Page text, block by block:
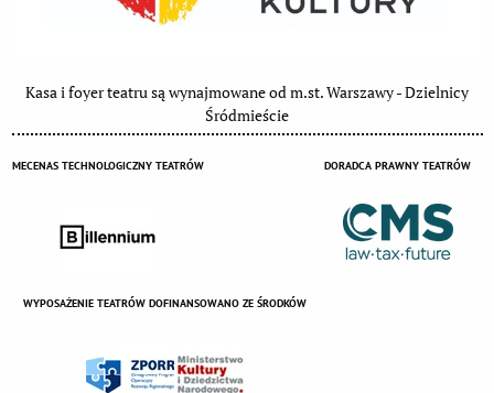
Kasa i foyer teatru są wynajmowane od m.st. Warszawy - Dzielnicy
Śródmieście
MECENAS TECHNOLOGICZNY TEATRÓW DORADCA PRAWNY TEATRÓW
WYPOSAŻENIE TEATRÓW DOFINANSOWANO ZE ŚRODKÓW